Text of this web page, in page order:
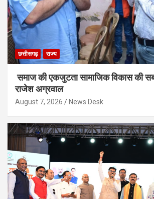
छत्तीसगढ़ राज्य
समाज की एकजुटता सामाजिक विकास की
राजेश अग्रवाल
August 7, 2026 News Desk